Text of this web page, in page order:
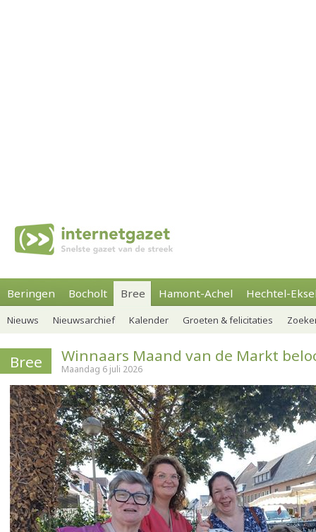
Beringen Bocholt Bree Hamont-Achel Hechtel-
Nieuws Nieuwsarchief Kalender Groeten & felicitaties
Bree Winnaars Maand van de Markt
Maandag 6 juli 2026